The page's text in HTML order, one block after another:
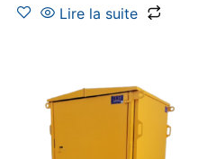
Lire la suite